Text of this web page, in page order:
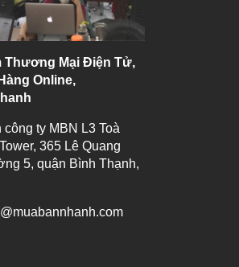
Thương Mại Điện Tử,
Online,
ty MBN L3 Toà
365 Lê Quang
5, quận Bình Thạnh,